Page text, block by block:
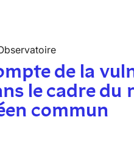
de la
le cadre du
commun